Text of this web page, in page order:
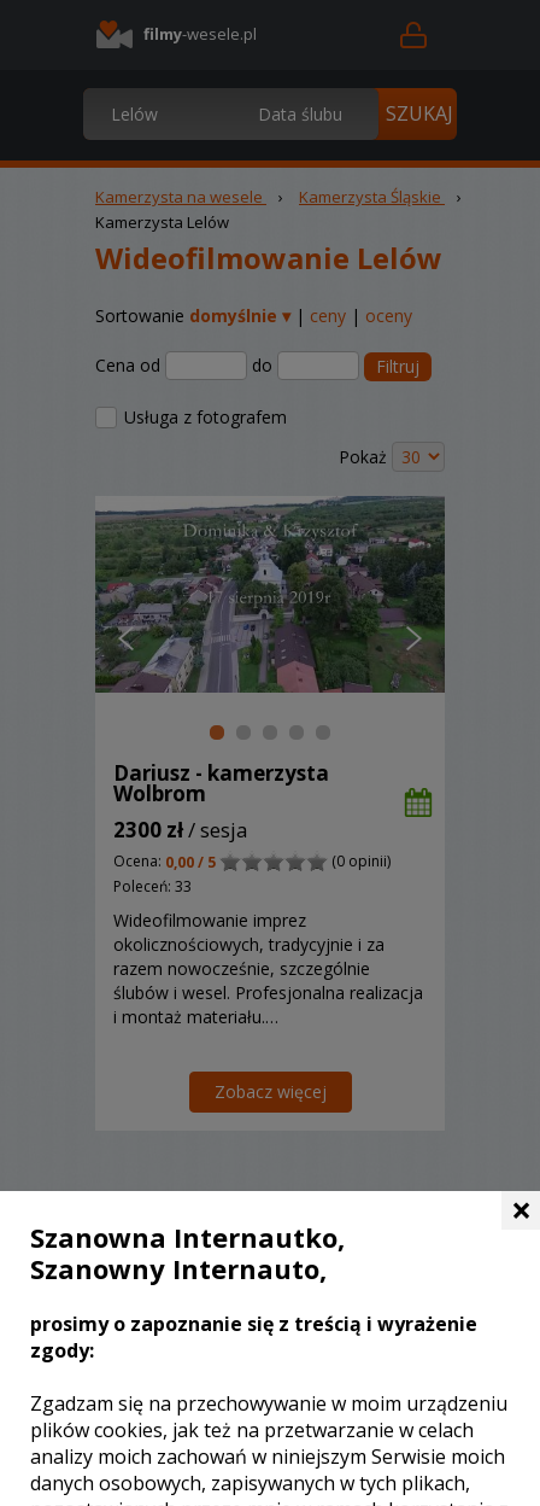
filmy-wesele.pl
Kamerzysta na wesele › Kamerzysta Śląskie
›
Kamerzysta Lelów
Wideofilmowanie Lelów
Sortowanie domyślnie ▾| ceny | oceny
Cena od do Filtruj
Usługa z fotografem
Pokaż
Dariusz - kamerzysta
Wolbrom
2300 zł/ sesja
Ocena: 0,00 / 5
(0 opinii)
Poleceń: 33
Wideofilmowanie imprez
okolicznościowych, tradycyjnie i za
razem nowocześnie, szczególnie
ślubów i wesel. Profesjonalna realizacja
i montaż materiału.…
Zobacz więcej
Liczba pozycji:
LISTĘ KAMERZYSTÓW Z INNYCH
MIAST:
Wideofilmowanie Katowice
×
Szanowna Internautko,
Szanowny Internauto,
prosimy o zapoznanie się z treścią i wyrażenie
zgody:
Zgadzam się na przechowywanie w moim urządzeniu
plików cookies, jak też na przetwarzanie w celach
analizy moich zachowań w niniejszym Serwisie moich
danych osobowych, zapisywanych w tych plikach,